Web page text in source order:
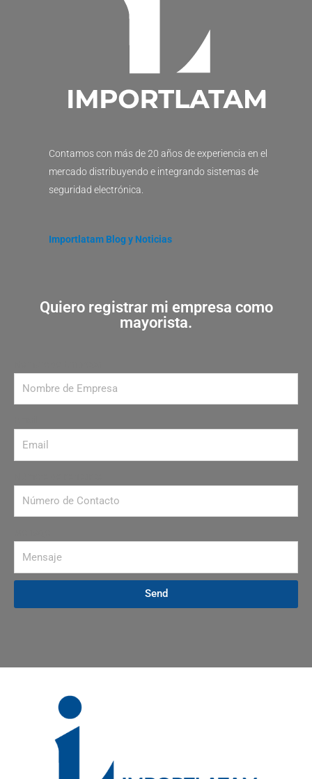
Contamos con más de 20 años de experiencia en el
mercado distribuyendo e integrando sistemas de
seguridad electrónica.
Importlatam Blog y Noticias
Quiero registrar mi empresa como
mayorista.
Send